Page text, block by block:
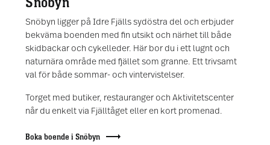
Snöbyn ligger på Idre Fjälls sydöstra del och erbjuder
bekväma boenden med fin utsikt och närhet till både
skidbackar och cykelleder. Här bor du i ett lugnt och
naturnära område med fjället som granne. Ett trivsamt
val för både sommar- och vintervistelser.
Torget med butiker, restauranger och Aktivitetscenter
når du enkelt via Fjälltåget eller en kort promenad.
Boka boende i Snöbyn